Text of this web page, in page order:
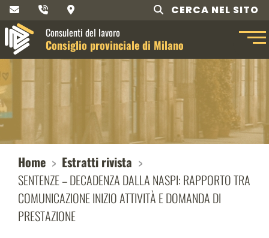
CERCA NEL SITO
Consulenti del lavoro
Consiglio provinciale di Milano
Home
Estratti rivista
SENTENZE – DECADENZA DALLA NASPI: RAPPORTO TRA
COMUNICAZIONE INIZIO ATTIVITÀ E DOMANDA DI
PRESTAZIONE